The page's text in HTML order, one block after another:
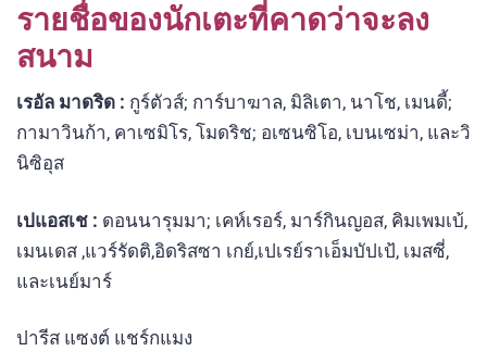
รายชื่อของนักเตะที่คาดว่าจะลง
สนาม
เรอัล มาดริด : กูร์ตัวส์; การ์บาฆาล, มิลิเตา, นาโช, เมนดี้;
กามาวินก้า, คาเซมิโร, โมดริช; อเซนซิโอ, เบนเซม่า, และวิ
นิซิอุส
เปแอสเช : ดอนนารุมมา; เคห์เรอร์, มาร์กินญอส, คิมเพมเบ้,
เมนเดส ,แวร์รัดติ,อิดริสซา เกย์,เปเรย์ราเอ็มบัปเป้, เมสซี่,
และเนย์มาร์
ปารีส แซงต์ แชร์กแมง